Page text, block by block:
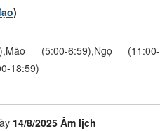
)
(5:00-6:59),Ngọ (11:00-
18:59)
14/8/2025 Âm lịch